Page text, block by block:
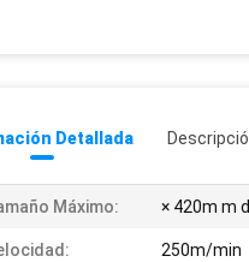
Detallada
Máximo: × 420m m
250m/min